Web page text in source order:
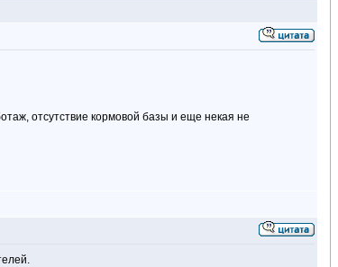
отсутствие кормовой базы и еще некая не